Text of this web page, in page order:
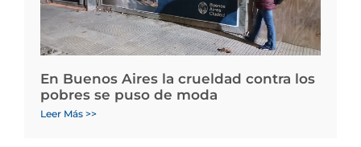
En Buenos Aires la crueldad contra los
pobres se puso de moda
Leer Más >>